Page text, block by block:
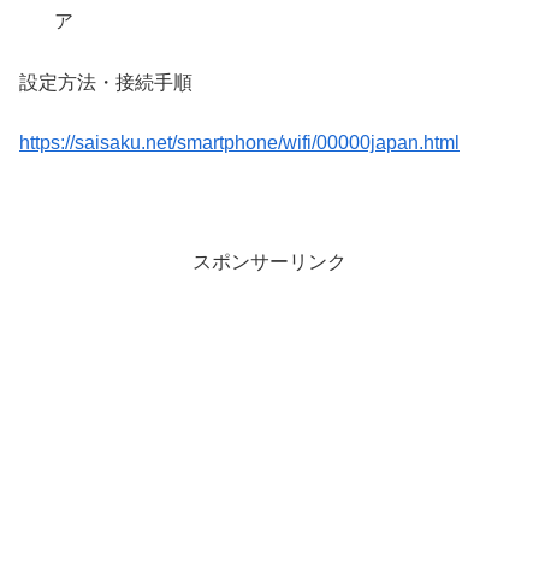
ア
設定方法・接続手順
https://saisaku.net/smartphone/wifi/00000japan.html
スポンサーリンク